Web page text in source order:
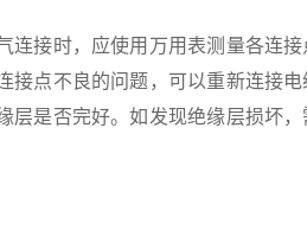
接时，应使用万用表测量各连接
点不良的问题，可以重新连接电
层是否完好。如发现绝缘层损坏